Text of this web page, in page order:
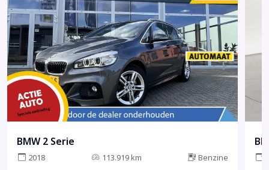
BMW 2 Serie
2018 113.919 km Benzine